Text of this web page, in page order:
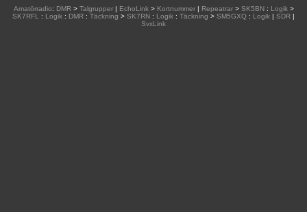
Amatörradio: DMR> Talgrupper| EchoLink> Kortnummer| Repeatrar> SK5BN: Logik>
SK7RFL
: Logik : DMR : Täckning > SK7RN : Logik : Täckning > SM5GXQ : Logik | SDR |
SvxLink